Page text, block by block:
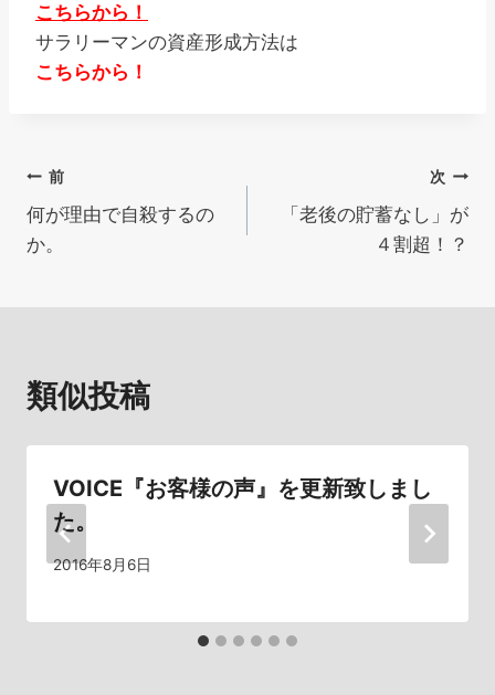
こちらから！
サラリーマンの資産形成方法は
こちらから！
投
稿
ー
ョ
ン
前
何が理由で自殺するの
か。
次
「老後の貯蓄なし」が
４割超！？
類似投稿
VOICE『お客様の声』を更新致しまし
た。
2016年8月6日